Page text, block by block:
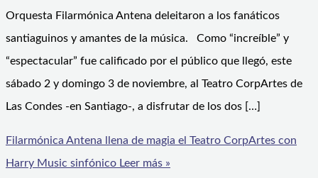
Orquesta Filarmónica Antena deleitaron a los fanáticos
santiaguinos y amantes de la música. Como “increíble” y
“espectacular” fue calificado por el público que llegó, este
sábado 2 y domingo 3 de noviembre, al Teatro CorpArtes de
Las Condes -en Santiago-, a disfrutar de los dos […]
Filarmónica Antena llena de magia el Teatro CorpArtes con
Harry Music sinfónico Leer más »